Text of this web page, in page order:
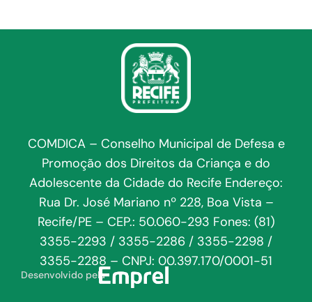
COMDICA – Conselho Municipal de Defesa e
Promoção dos Direitos da Criança e do
Adolescente da Cidade do Recife Endereço:
Rua Dr. José Mariano nº 228, Boa Vista –
Recife/PE – CEP.: 50.060-293 Fones: (81)
3355-2293 / 3355-2286 / 3355-2298 /
3355-2288 – CNPJ: 00.397.170/0001-51
Desenvolvido pela